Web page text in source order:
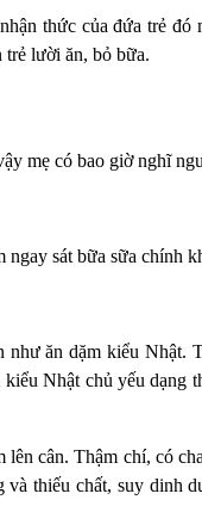
thức của đứa trẻ
trẻ lười ăn, bỏ bữa.
mẹ có bao giờ nghĩ
sát bữa sữa chính
ăn dặm kiểu
Nhật chủ yếu dạng
cân. Thậm chí, có
thiếu chất, suy dinh